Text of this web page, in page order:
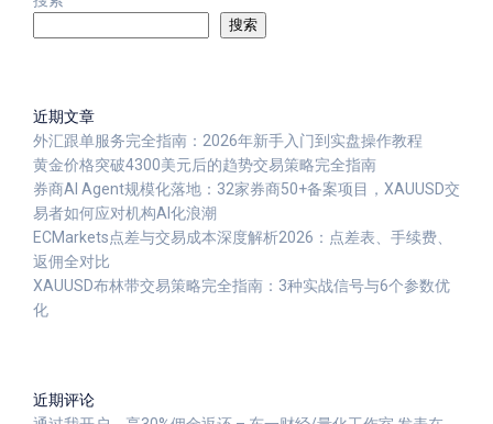
搜索
近期文章
外汇跟单服务完全指南：2026年新手入门到实盘操作教程
黄金价格突破4300美元后的趋势交易策略完全指南
券商AI Agent规模化落地：32家券商50+备案项目，XAUUSD交
易者如何应对机构AI化浪潮
ECMarkets点差与交易成本深度解析2026：点差表、手续费、
返佣全对比
XAUUSD布林带交易策略完全指南：3种实战信号与6个参数优
化
近期评论